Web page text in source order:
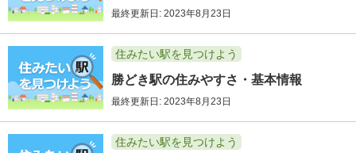
最終更新日: 2023年8月23日
住みたい駅を見つけよう
勝どき駅の住みやすさ・基本情報
最終更新日: 2023年8月23日
住みたい駅を見つけよう